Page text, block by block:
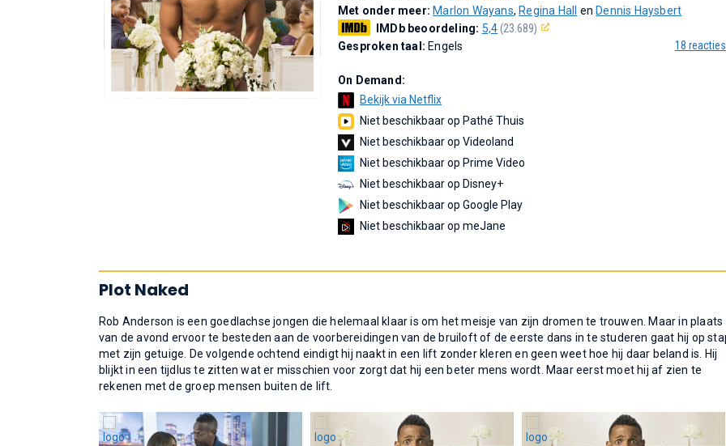
18 reacties
Met onder meer: Marlon Wayans, Regina Hall en Dennis Haysbert
IMDb beoordeling: 5,4(23.689)
Gesproken taal: Engels
On Demand:
Bekijk via Netflix
Niet beschikbaar op Pathé Thuis
Niet beschikbaar op Videoland
Niet beschikbaar op Prime Video
Niet beschikbaar op Disney+
Niet beschikbaar op Google Play
Niet beschikbaar op meJane
Plot Naked
Rob Anderson is een goedlachse jongen die helemaal klaar is om het meisje van zijn dromen te trouwen. Maar in plaats
van de avond ervoor te besteden aan de voorbereidingen van de bruiloft of de eerste dans in te studeren gaat hij op
met zijn getuige. De volgende ochtend eindigt hij naakt in een lift zonder kleren en geen weet hoe hij daar beland is. Hij
blijkt in een tijdlus te zitten wat er misschien voor zorgt dat hij een beter mens wordt. Maar eerst moet hij af zien te
rekenen met de groep mensen buiten de lift.